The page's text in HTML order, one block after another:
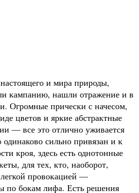
и мира природы,
кампанию, нашли отражение и в
Огромные прически с начесом,
цветов и яркие абстрактные
— все это отлично уживается
одинаково сильно привязан и к
кроя, здесь есть однотонные
для тех, кто, наоборот,
провокацией —
по бокам лифа. Есть решения